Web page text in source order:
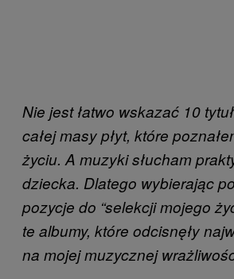
Nie jest łatwo wskazać 10
całej masy płyt, które
życiu. A muzyki słucham
dziecka. Dlatego wybierając
pozycje do “selekcji mojego
te albumy, które odcisnęły
na mojej muzycznej